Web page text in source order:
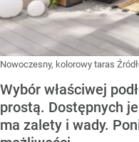
Nowoczesny, kolorowy taras
Wybór właściwej
prostą. Dostępnych
ma zalety i wady.